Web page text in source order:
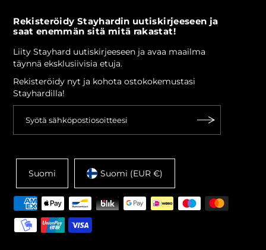
Rekisteröidy Stayhardin uutiskirjeeseen ja
saat enemmän sitä mitä rakastat!
Liity Stayhard uutiskirjeeseen ja avaa maailma
täynnä eksklusiivisia etuja.
Rekisteröidy nyt ja kohota ostokokemustasi
Stayhardilla!
Suomi Suomi (EUR €)